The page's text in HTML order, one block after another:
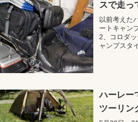
スで走っ
以前考えた
ートキャン
2、コロダ
ャンプスタ
ハーレー
ツーリン